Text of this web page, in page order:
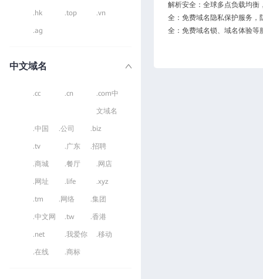
.hk .top .vn
.ag
中文域名
.cc .cn .com中
文域名
.中国 .公司 .biz
.tv .广东 .招聘
.商城 .餐厅 .网店
.网址 .life .xyz
.tm .网络 .集团
.中文网 .tw .香港
.net .我爱你 .移动
.在线 .商标
解析安全：全球多点负载均
全：免费域名隐私保护服务，
全：免费域名锁、域名体验等